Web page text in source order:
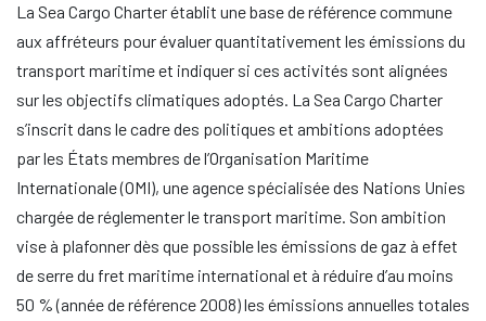
La Sea Cargo Charter établit une base de référence commune
aux affréteurs pour évaluer quantitativement les émissions du
transport maritime et indiquer si ces activités sont alignées
sur les objectifs climatiques adoptés. La Sea Cargo Charter
s’inscrit dans le cadre des politiques et ambitions adoptées
par les États membres de l’Organisation Maritime
Internationale (OMI), une agence spécialisée des Nations Unies
chargée de réglementer le transport maritime. Son ambition
vise à plafonner dès que possible les émissions de gaz à effet
de serre du fret maritime international et à réduire d’au moins
50 % (année de référence 2008) les émissions annuelles totales